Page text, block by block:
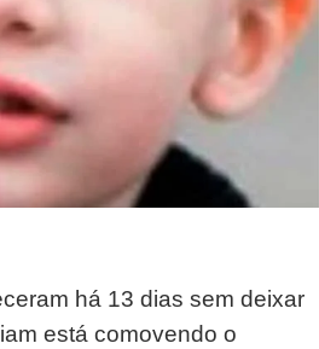
há 13 dias sem deixar
está comovendo o